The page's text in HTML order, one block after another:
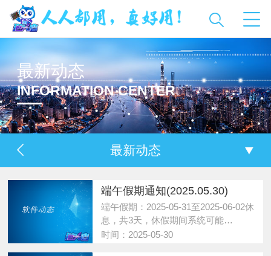
最新动态
INFORMATION CENTER
最新动态
端午假期通知(2025.05.30)
端午假期：2025-05-31至2025-06-02休
息，共3天，休假期间系统可能…
时间：2025-05-30